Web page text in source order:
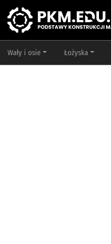
Wały i osie Łożyska